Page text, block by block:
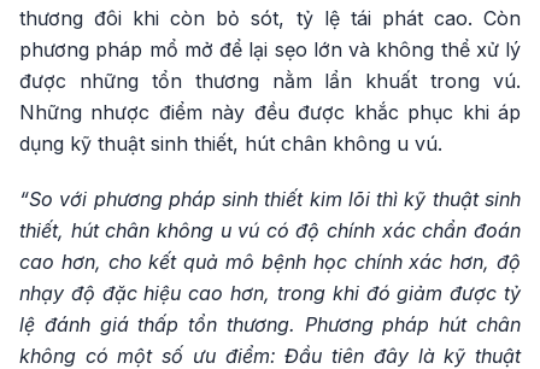
thương đôi khi còn bỏ sót, tỷ lệ tái phát cao. Còn
phương pháp mổ mở để lại sẹo lớn và không thể xử lý
được những tổn thương nằm lẩn khuất trong vú.
Những nhược điểm này đều được khắc phục khi áp
dụng kỹ thuật sinh thiết, hút chân không u vú.
“So với phương pháp sinh thiết kim lõi thì kỹ thuật sinh
thiết, hút chân không u vú có độ chính xác chẩn đoán
cao hơn, cho kết quả mô bệnh học chính xác hơn, độ
nhạy độ đặc hiệu cao hơn, trong khi đó giảm được tỷ
lệ đánh giá thấp tổn thương. Phương pháp hút chân
không có một số ưu điểm: Đầu tiên đây là kỹ thuật